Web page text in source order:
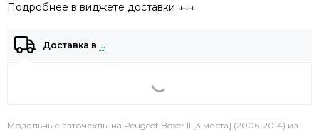
Подробнее в виджете доставки ↓↓↓
Доставка в …
Модельные авточехлы на Peugeot Boxer II [3 места] (2006-2014) из